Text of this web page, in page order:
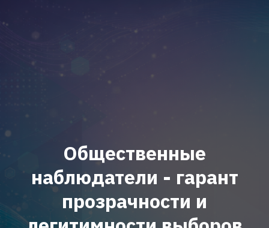
Общественные
наблюдатели - гарант
прозрачности и